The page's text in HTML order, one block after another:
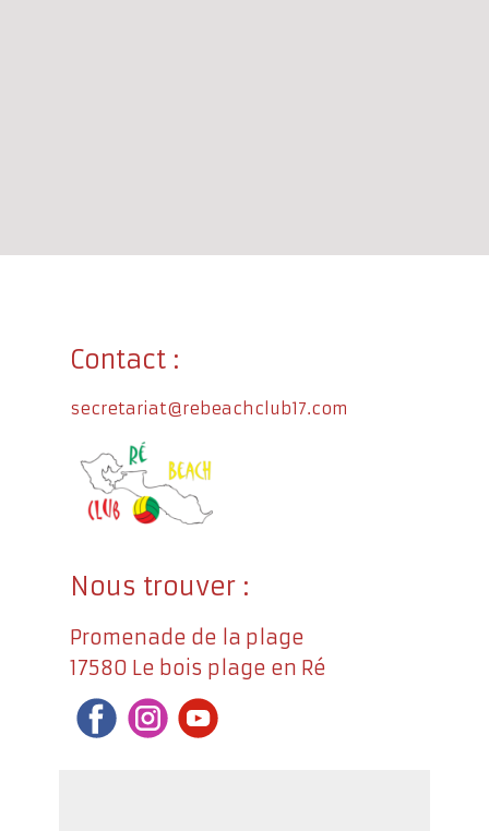
Contact :
secretariat@rebeachclub17.com
Nous trouver :
Promenade de la plage
17580 Le bois plage en Ré